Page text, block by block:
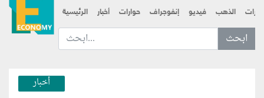
الرئيسية أخبار حوارات إنفوجراف فيديو الذهب
ابحث عن... :
أخبار